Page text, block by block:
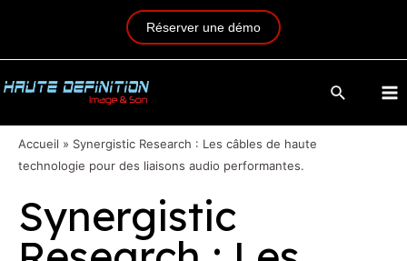
Réserver une démo
Accueil » Synergistic Research : Les câbles de haute
technologie pour des liaisons audio performantes.
Synergistic